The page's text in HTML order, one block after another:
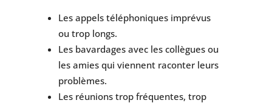
Les appels téléphoniques imprévus
ou trop longs.
Les bavardages avec les collègues ou
les amies qui viennent raconter leurs
problèmes.
Les réunions trop fréquentes, trop